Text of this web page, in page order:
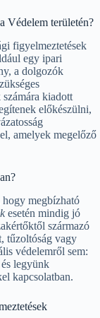
Védelem területén?
figyelmeztetések
egy ipari
a dolgozók
kiadott
előkészülni,
amelyek megelőző
megbízható
esetén mindig jó
származó
tűzoltóság vagy
védelemről sem:
legyünk
kapcsolatban.